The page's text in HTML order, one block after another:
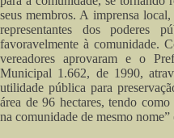
seus membros. A imprensa
representantes dos poderes
favoravelmente à comunidade.
vereadores aprovaram e o
Municipal 1.662, de 1990,
utilidade pública para
área de 96 hectares, tendo
na comunidade de mesmo